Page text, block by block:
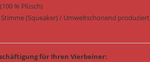
% Plüsch)
(Squeaker) / Umweltschonend produziert
für Ihren Vierbeiner: